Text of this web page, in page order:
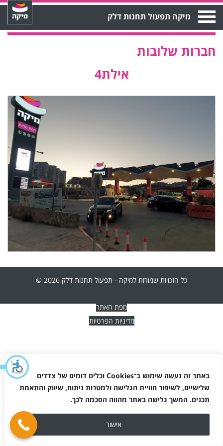
באתר זה נעשה שימוש ב־Cookies וכלים דומים של צדדים
שלישיים, לשיפור חוויית הגלישה ולמטרות ניתוח, שיווק והתאמת
תכנים. המשך גלישה באתר מהווה הסכמה לכך.
אישור
Open
Menu מיקה תפעול תחנות דלק
חברות שלובות
אילת4
כל הזכויות שמורות למיקה - תפעול תחנות דלק 2026 ©
מפת האתר
מדיניות הפרטיות